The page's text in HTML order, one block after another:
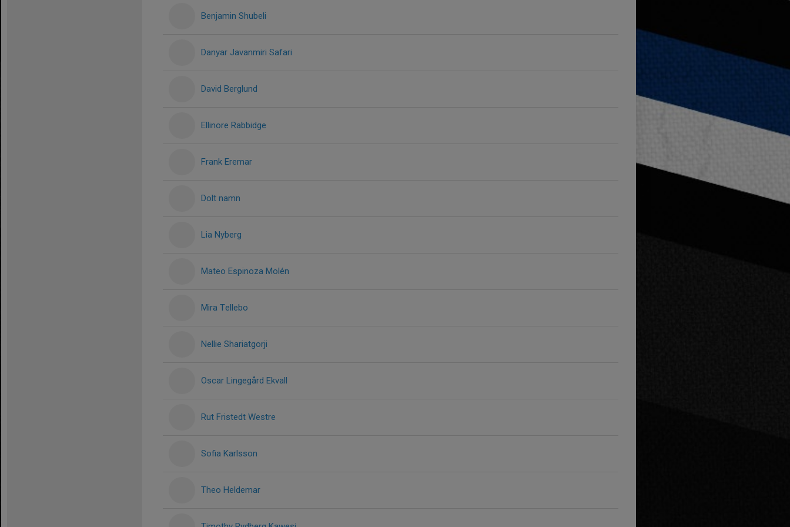
Benjamin Shubeli
Danyar Javanmiri Safari
David Berglund
Ellinore Rabbidge
Frank Eremar
Dolt namn
Lia Nyberg
Mateo Espinoza Molén
Mira Tellebo
Nellie Shariatgorji
Oscar Lingegård Ekvall
Rut Fristedt Westre
Sofia Karlsson
Theo Heldemar